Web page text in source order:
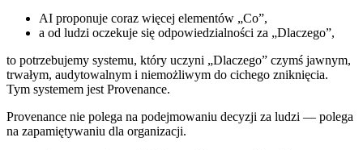
AI proponuje coraz więcej elementów „Co”,
a od ludzi oczekuje się odpowiedzialności za „Dlaczego”,
to potrzebujemy systemu, który uczyni „Dlaczego” czymś jawnym,
trwałym, audytowalnym i niemożliwym do cichego zniknięcia.
Tym systemem jest Provenance.
Provenance nie polega na podejmowaniu decyzji za ludzi — polega
na zapamiętywaniu dla organizacji.